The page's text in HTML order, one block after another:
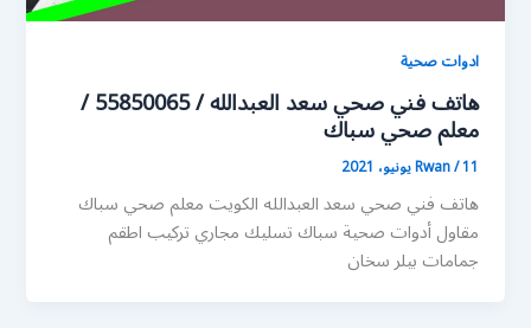
ادوات صحية
هاتف فني صحي سعد العبدالله / 55850065 /
معلم صحي سباك
Rwan/11 يونيو، 2021
هاتف فني صحي سعد العبدالله الكويت معلم صحي سباك
مقاول أدوات صحية سباك تسليك مجاري تركيب اطقم
جمامات بيلر سخان